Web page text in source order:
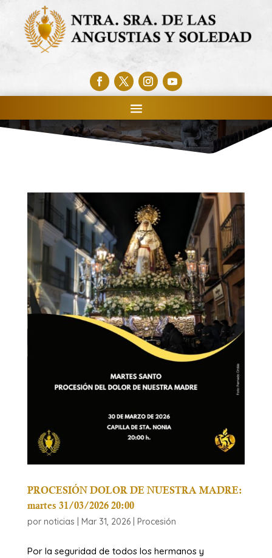
PROCESIÓN DOLOR DE NUESTRA MADRE:
martes 31/03/2026 20:00
por noticias Mar 31, 2026| Procesión
Por la seguridad de todos los hermanos y